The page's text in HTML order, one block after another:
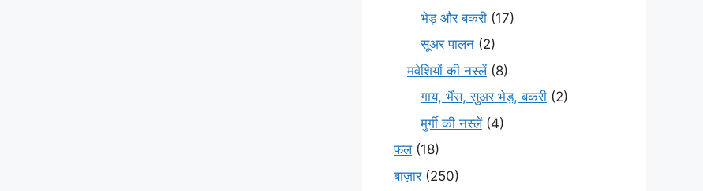
भेड़ और बकरी (17)
सूअर पालन (2)
मवेशियों की नस्लें(8)
गाय, भैंस, सुअर भेड़, बकरी (2)
मुर्गी की नस्लें(4)
फल(18)
बाज़ार(250)